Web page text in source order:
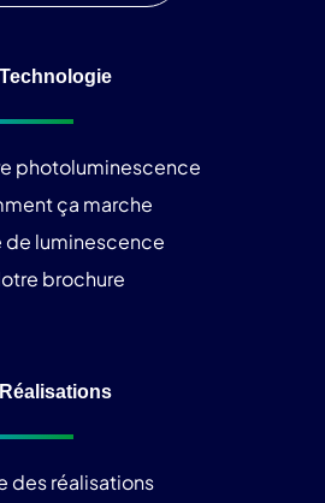
Technologie
photoluminescence
ça marche
de luminescence
brochure
Réalisations
des réalisations